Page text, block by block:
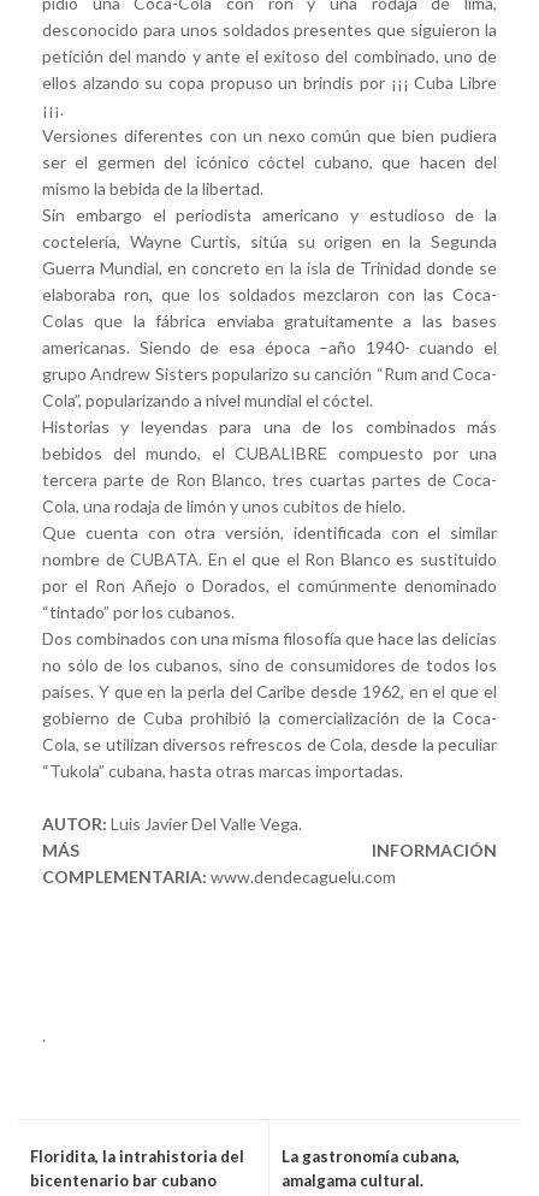
desconocido para unos soldados presentes que siguieron la
petición del mando y ante el exitoso del combinado, uno de
ellos alzando su copa propuso un brindis por ¡¡¡ Cuba Libre
¡¡¡.
Versiones diferentes con un nexo común que bien pudiera
ser el germen del icónico cóctel cubano, que hacen del
mismo la bebida de la libertad.
Sin embargo el periodista americano y estudioso de la
coctelería, Wayne Curtis, sitúa su origen en la Segunda
Guerra Mundial, en concreto en la isla de Trinidad donde se
elaboraba ron, que los soldados mezclaron con las Coca-
Colas que la fábrica enviaba gratuitamente a las bases
americanas. Siendo de esa época –año 1940- cuando el
grupo Andrew Sisters popularizo su canción “Rum and Coca-
Cola”, popularizando a nivel mundial el cóctel.
Historias y leyendas para una de los combinados más
bebidos del mundo, el CUBALIBRE compuesto por una
tercera parte de Ron Blanco, tres cuartas partes de Coca-
Cola, una rodaja de limón y unos cubitos de hielo.
Que cuenta con otra versión, identificada con el similar
nombre de CUBATA. En el que el Ron Blanco es sustituido
por el Ron Añejo o Dorados, el comúnmente denominado
“tintado” por los cubanos.
Dos combinados con una misma filosofía que hace las delicias
no sólo de los cubanos, sino de consumidores de todos los
países. Y que en la perla del Caribe desde 1962, en el que el
gobierno de Cuba prohibió la comercialización de la Coca-
Cola, se utilizan diversos refrescos de Cola, desde la peculiar
“Tukola” cubana, hasta otras marcas importadas.
AUTOR: Luis Javier Del Valle Vega.
MÁS INFORMACIÓN
COMPLEMENTARIA: www.dendecaguelu.com
.
Floridita, la intrahistoria del
bicentenario bar cubano
La gastronomía cubana,
amalgama cultural.